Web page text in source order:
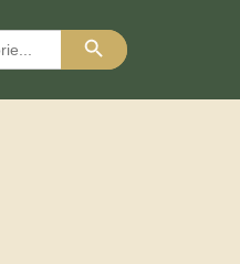
Search Button